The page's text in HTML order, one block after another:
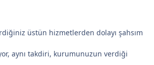
üstün hizmetlerden dolayı şahsım
aynı takdiri, kurumunuzun verdiği